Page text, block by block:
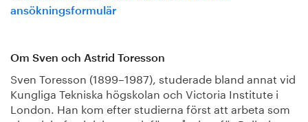
ansökningsformulär
Om Sven och Astrid Toresson
Sven Toresson (1899–1987), studerade bland annat vid
Kungliga Tekniska högskolan och Victoria Institute i
London. Han kom efter studierna först att arbeta som